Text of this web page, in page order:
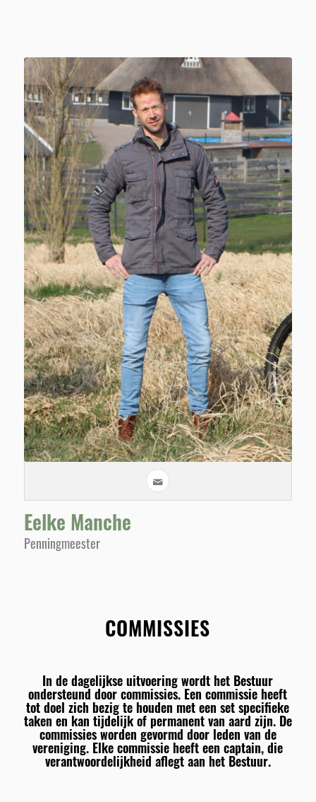
Eelke Manche
Penningmeester
COMMISSIES
In de dagelijkse uitvoering wordt het Bestuur
ondersteund door commissies. Een commissie heeft
tot doel zich bezig te houden met een set specifieke
taken en kan tijdelijk of permanent van aard zijn. De
commissies worden gevormd door leden van de
vereniging. Elke commissie heeft een captain, die
verantwoordelijkheid aflegt aan het Bestuur.